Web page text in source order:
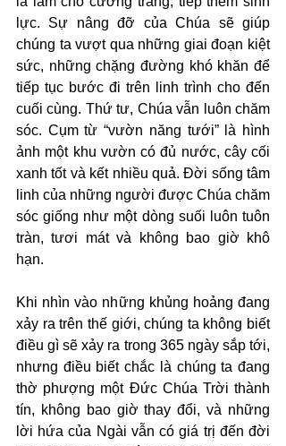
lực. Sự nâng đỡ của Chúa sẽ giúp
chúng ta vượt qua những giai đoạn kiệt
sức, những chặng đường khó khăn để
tiếp tục bước đi trên linh trình cho đến
cuối cùng. Thứ tư, Chúa vẫn luôn chăm
sóc. Cụm từ “vườn năng tưới” là hình
ảnh một khu vườn có đủ nước, cây cối
xanh tốt và kết nhiều quả. Đời sống tâm
linh của những người được Chúa chăm
sóc giống như một dòng suối luôn tuôn
tràn, tươi mát và không bao giờ khô
hạn.
Khi nhìn vào những khủng hoảng đang
xảy ra trên thế giới, chúng ta không biết
điều gì sẽ xảy ra trong 365 ngày sắp tới,
nhưng điều biết chắc là chúng ta đang
thờ phượng một Đức Chúa Trời thành
tín, không bao giờ thay đổi, và những
lời hứa của Ngài vẫn có giá trị đến đời